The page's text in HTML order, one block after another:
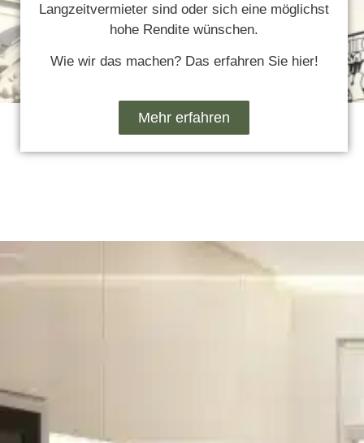
Langzeitvermieter sind oder sich eine möglichst
hohe Rendite wünschen.
Wie wir das machen? Das erfahren Sie hier!
Mehr erfahren